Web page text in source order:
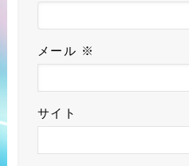
メール ※
サイト